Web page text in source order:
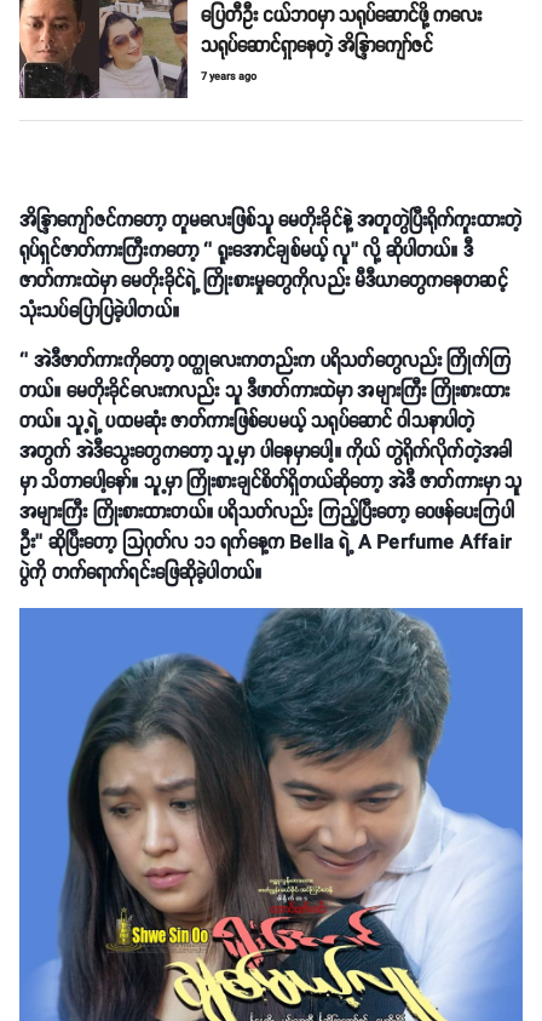
ပြေတီဦး ငယ်ဘဝမှာ သရုပ်ဆောင်ဖို့ ကလေး
သရုပ်ဆောင်ရှာနေတဲ့ အိန္ဒြာကျော်ဇင်
7 years ago
အိန္ဒြာကျော်ဇင်ကတော့ တူမလေးဖြစ်သူ မေတိုးခိုင်နဲ့ အတူတွဲပြီးရိုက်ကူးထားတဲ့
ရုပ်ရှင်ဇာတ်ကားကြီးကတော့ ‘’ ရူးအောင်ချစ်မယ့် လူ’’ လို့ ဆိုပါတယ်။ ဒီ
ဇာတ်ကားထဲမှာ မေတိုးခိုင်ရဲ့ ကြိုးစားမှုတွေကိုလည်း မီဒီယာတွေကနေတဆင့်
သုံးသပ်ပြောပြခဲ့ပါတယ်။
‘’ အဲဒီဇာတ်ကားကိုတော့ ဝတ္ထုလေးကတည်းက ပရိသတ်တွေလည်း ကြိုက်ကြ
တယ်။ မေတိုးခိုင်လေးကလည်း သူ ဒီဖာတ်ကားထဲမှာ အများကြီး ကြိုးစားထား
တယ်။ သူ့ရဲ့ ပထမဆုံး ဇာတ်ကားဖြစ်ပေမယ့် သရုပ်ဆောင် ဝါသနာပါတဲ့
အတွက် အဲဒီသွေးတွေကတော့ သူ့မှာ ပါနေမှာပေါ့။ ကိုယ် တွဲရိုက်လိုက်တဲ့အခါ
မှာ သိတာပေါ့နော်။ သူ့မှာ ကြိုးစားချင်စိတ်ရှိတယ်ဆိုတော့ အဲဒီ ဇာတ်ကားမှာ သူ
အများကြီး ကြိုးစားထားတယ်။ ပရိသတ်လည်း ကြည့်ပြီးတော့ ဝေဖန်ပေးကြပါ
ဦး’’ ဆိုပြီးတော့ သြဂုတ်လ ၁၁ ရက်နေ့က Bella ရဲ့ A Perfume Affair
ပွဲကို တက်ရောက်ရင်းဖြေဆိုခဲ့ပါတယ်။